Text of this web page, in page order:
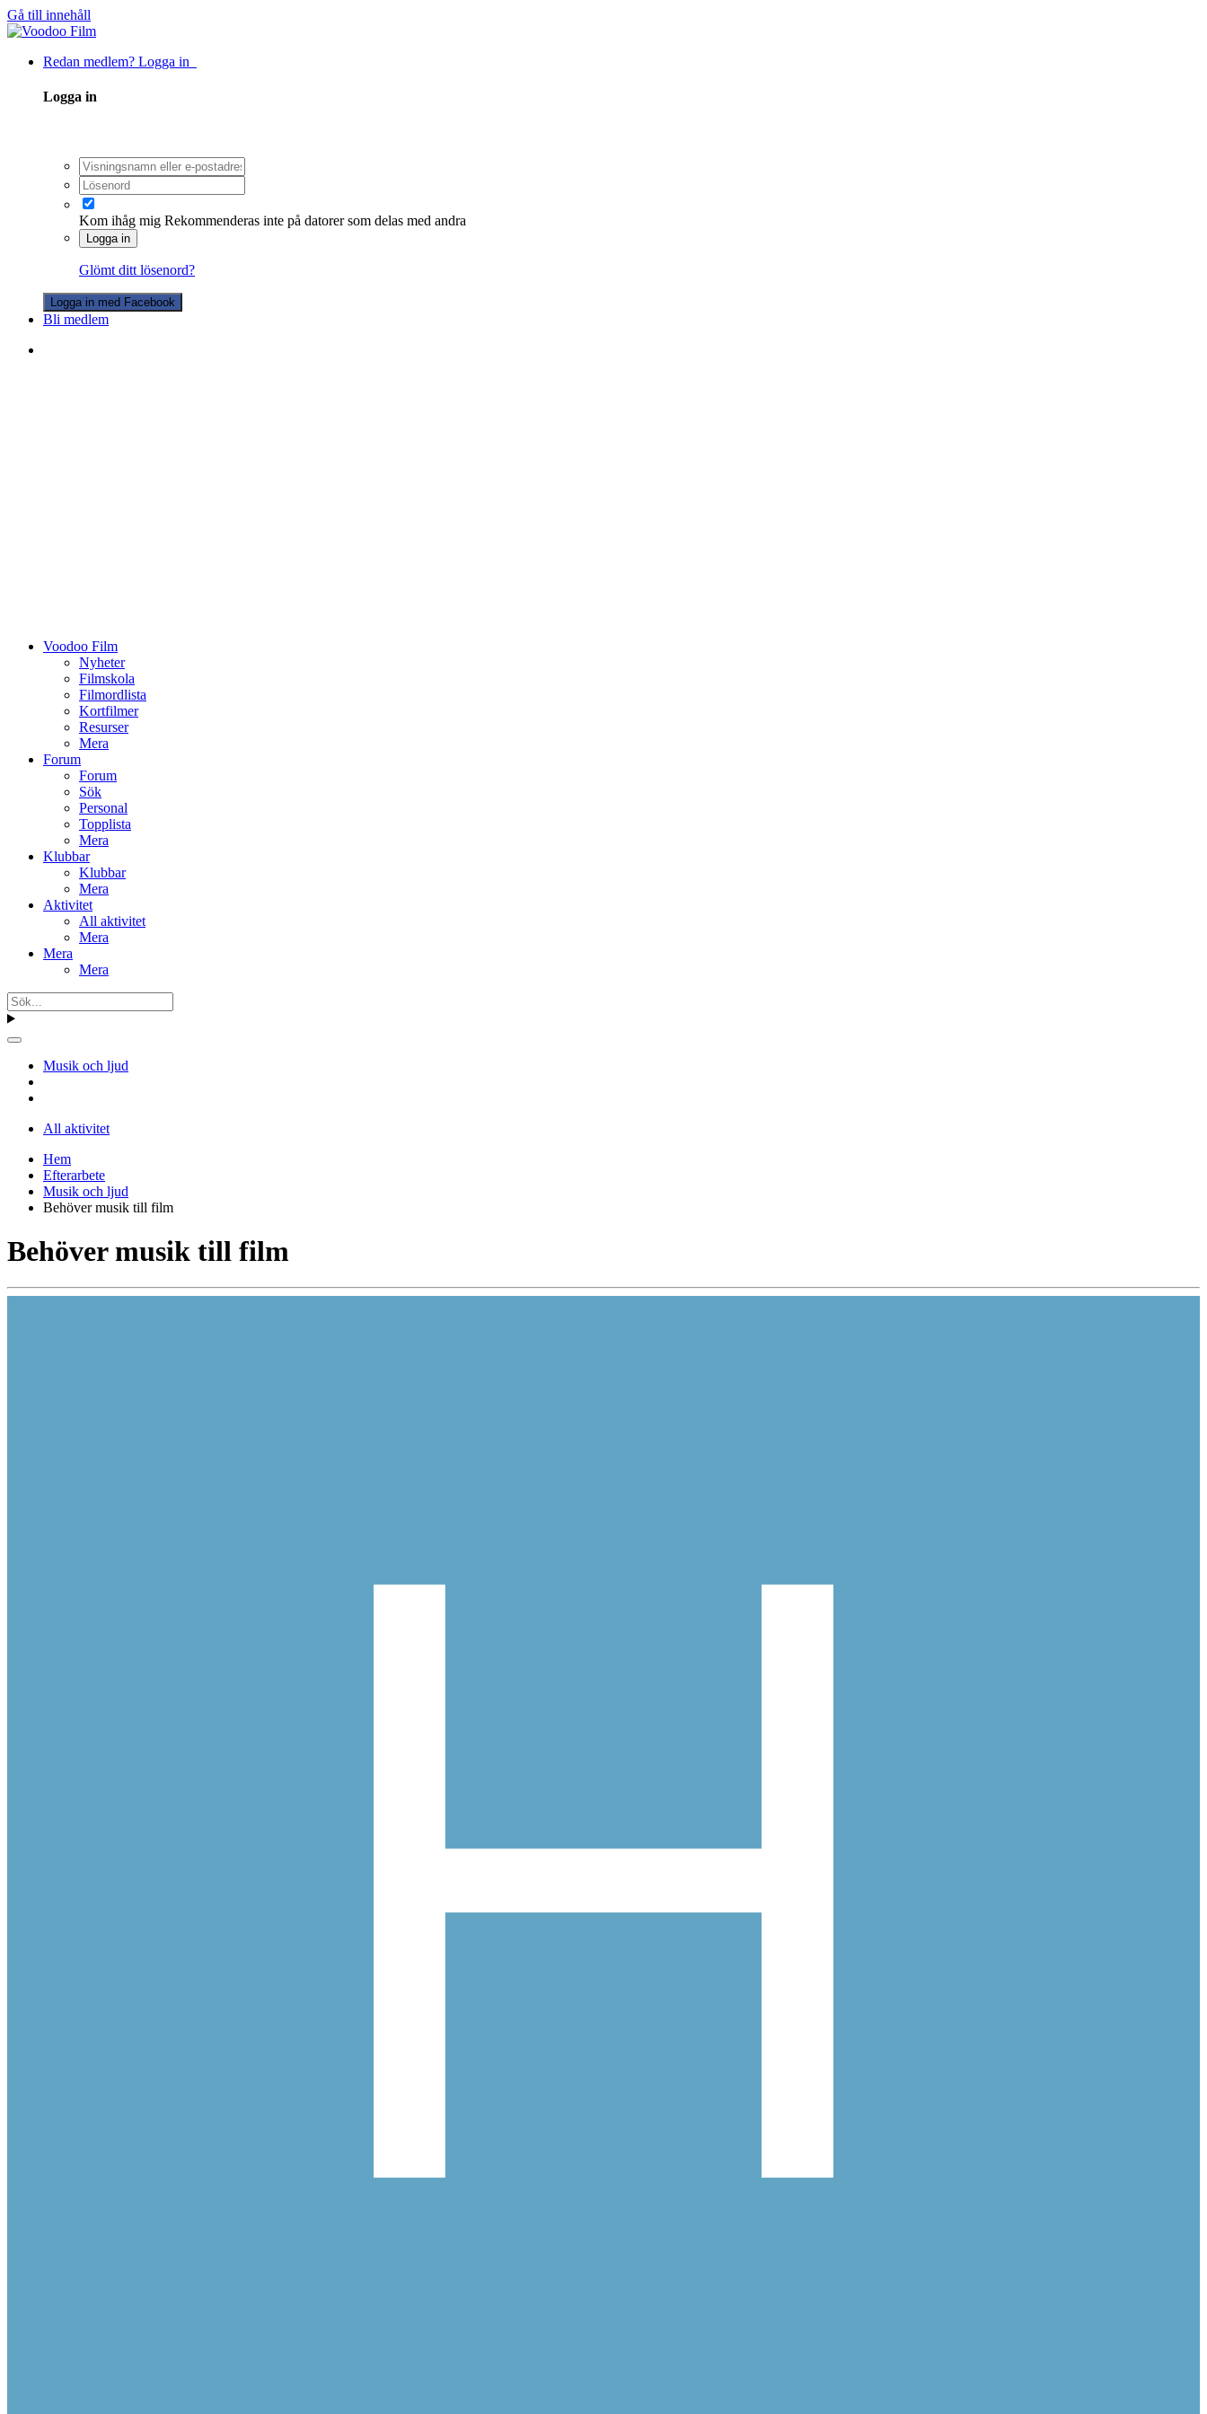
Gå till innehåll
Redan medlem? Logga in
Logga in
Kom ihåg mig Rekommenderas inte på datorer som delas med andra
Logga in
Glömt ditt lösenord?
Logga in med Facebook
Bli medlem
Voodoo Film
Nyheter
Filmskola
Filmordlista
Kortfilmer
Resurser
Mera
Forum
Forum
Sök
Personal
Topplista
Mera
Klubbar
Klubbar
Mera
Aktivitet
All aktivitet
Mera
Mera
Mera
Musik och ljud
All aktivitet
Hem
Efterarbete
Musik och ljud
Behöver musik till film
Behöver musik till film